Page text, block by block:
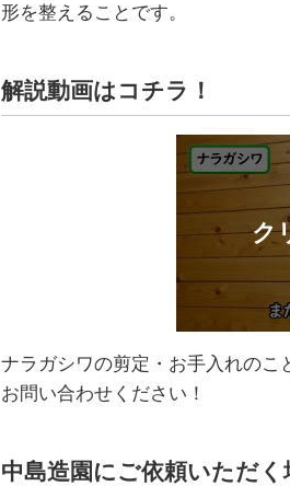
形を整えることです。
解説動画はコチラ！
ナラガシワの剪定・お手入れのこ
お問い合わせください！
中島造園にご依頼いただく